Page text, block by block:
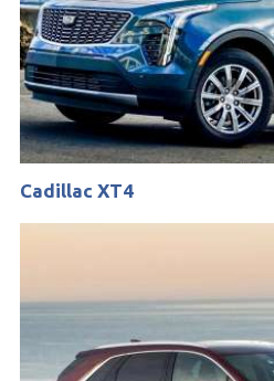
Cadillac XT4